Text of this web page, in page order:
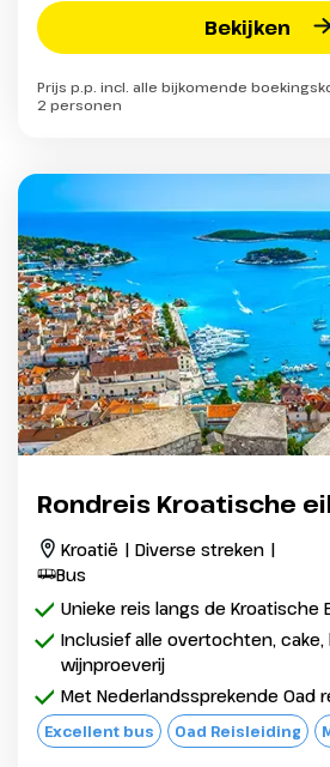
Bekijken
Prijs p.p. incl. alle bijkomende
2 personen
Rondreis Kroatische
Kroatië | Diverse streken |
Bus
Unieke reis langs de Kroatische
Inclusief alle overtochten, cake,
wijnproeverij
Met Nederlandssprekende Oad
Excellent bus Oad Reisleiding